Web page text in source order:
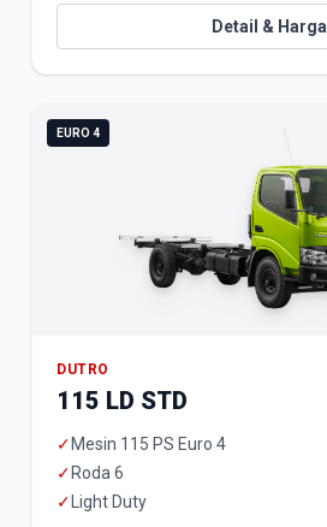
Detail & Harga
EURO 4
DUTRO
115 LD STD
✓ Mesin 115 PS Euro 4
✓ Roda 6
✓ Light Duty